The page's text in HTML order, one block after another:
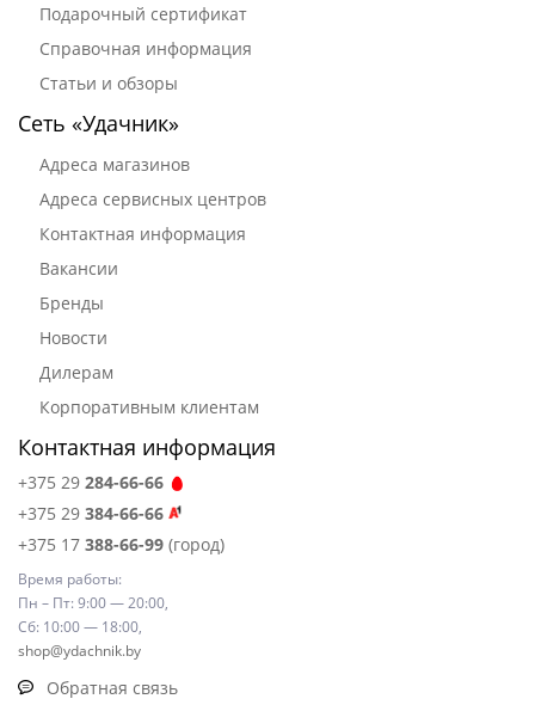
Подарочный сертификат
Справочная информация
Статьи и обзоры
Сеть «Удачник»
Адреса магазинов
Адреса сервисных центров
Контактная информация
Вакансии
Бренды
Новости
Дилерам
Корпоративным клиентам
Контактная информация
+375 29 284-66-66
+375 29 384-66-66
+375 17 388-66-99 (город)
Время работы:
Пн – Пт: 9:00 — 20:00,
Сб: 10:00 — 18:00,
shop@ydachnik.by
Обратная связь